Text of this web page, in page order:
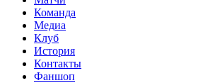
Команда
Медиа
Клуб
История
Контакты
Фаншоп